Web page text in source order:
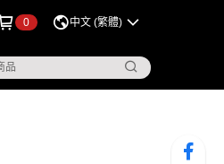
0 中文 (繁體)